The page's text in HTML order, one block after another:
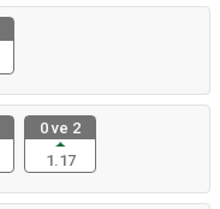
0 ve 2
1.17